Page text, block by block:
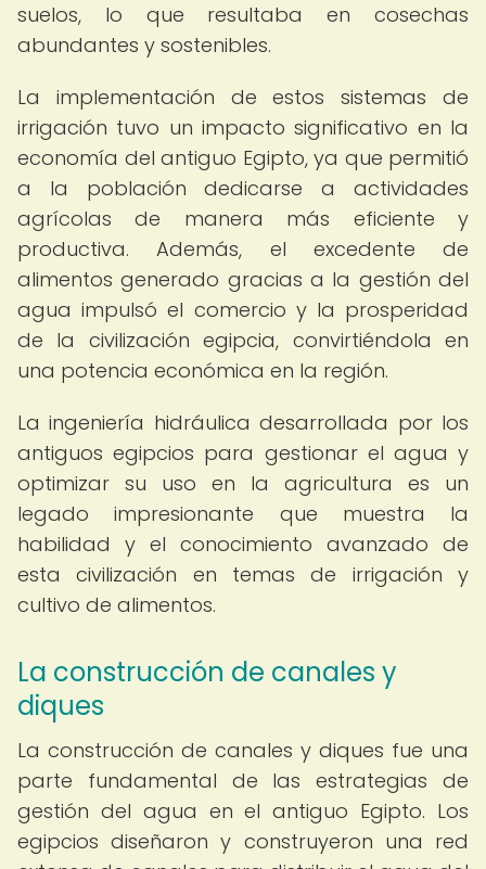
suelos, lo que resultaba en cosechas
abundantes y sostenibles.
La implementación de estos sistemas de
irrigación tuvo un impacto significativo en la
economía del antiguo Egipto, ya que permitió
a la población dedicarse a actividades
agrícolas de manera más eficiente y
productiva. Además, el excedente de
alimentos generado gracias a la gestión del
agua impulsó el comercio y la prosperidad
de la civilización egipcia, convirtiéndola en
una potencia económica en la región.
La ingeniería hidráulica desarrollada por los
antiguos egipcios para gestionar el agua y
optimizar su uso en la agricultura es un
legado impresionante que muestra la
habilidad y el conocimiento avanzado de
esta civilización en temas de irrigación y
cultivo de alimentos.
La construcción de canales y
diques
La construcción de canales y diques fue una
parte fundamental de las estrategias de
gestión del agua en el antiguo Egipto. Los
egipcios diseñaron y construyeron una red